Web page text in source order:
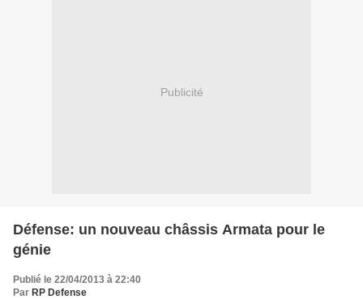
Publicité
Défense: un nouveau châssis Armata pour le
génie
Publié le 22/04/2013 à 22:40
Par RP Defense